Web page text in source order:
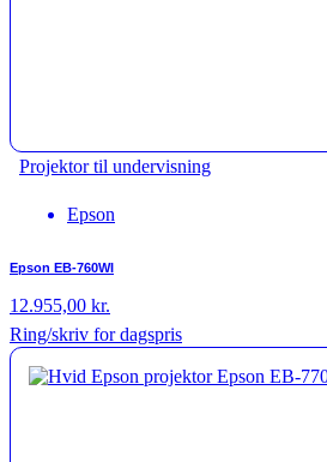
Projektor til undervisning
Epson
Epson EB-760WI
12.955,00 kr.
Ring/skriv for dagspris